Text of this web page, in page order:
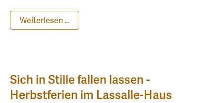
Weiterlesen …
Sich in Stille fallen lassen -
Herbstferien im Lassalle-Haus